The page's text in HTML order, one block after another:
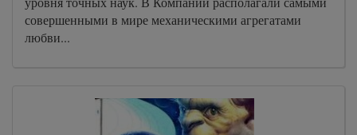
совершенными в мире механическими агрегатами
любви...